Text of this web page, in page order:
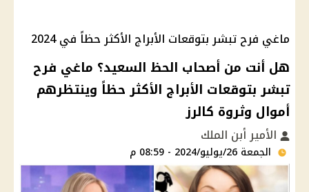
ماغي فرح تبشر بتوقعات الأبراج الأكثر حظاً في 2024
هل أنت من أصحاب الحظ السعيد؟ ماغي فرح
تبشر بتوقعات الأبراج الأكثر حظاً وينتظرهم
أموال وثروة كالرز
الأمير أبن الملك
الجمعة 26/يوليو/2024 - 08:59 م